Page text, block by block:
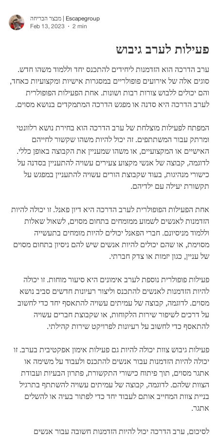
מבצר הבריחה | Escapegroup
Feb 13, 2023
2 min
פעילות לערב גיבוש
ערב הדרכה הוא הזדמנות ליחידים להתכנס יחד וללמוד משהו חדש.
סוגים אלה של אירועים פופולריים במסגרות אישיות ומקצועיות כאחד,
והם יכולים ללבוש צורות רבות ושונות. אחת הפעילות הפופולרית
לערב הדרכה היא סדנה או מפגש הדרכה המתמקדים בנושא מסוים.
המפתח לפעילות מוצלחת של ערב הדרכה הוא בחירת נושא רלוונטי
ומרתק עבור המשתתפים. זה יכול להיות משהו שקשור לחייהם
האישיים או המקצועיים, או משהו שמעניין את הקבוצה באופן כללי.
לדוגמה, קבוצה של אנשי מקצוע צעירים עשויה להתעניין בסדנה על
כישורי מנהיגות, בעוד שקבוצת הורים עשויה להתעניין במפגש על
תקשורת יעילה עם ילדיהם.
אחת הפעילות הפופולרית לערב הדרכה היא דיון פאנל. זו יכולה להיות
הזדמנות לאנשים לשמוע ממומחים בתחום מסוים, לשאול שאלות
וללמוד מניסיונם. חברי הפאנל יכולים להיות מומחים בתעשייה
מסוימת, או שהם יכולים להיות אנשים שיש להם ניסיון בתחום מסוים
של עניין, כגון יזמות או צדק חברתי.
פעילות פופולרית נוספת לערב אימונים היא סיעור מוחות. זו יכולה
להיות הזדמנות לאנשים להתכנס וליצור רעיונות חדשים סביב נושא
מסוים. לדוגמה, קבוצה של עמיתים עשויה להתאסף יחד כדי לחשוב
על דרכים לשיפור שירות הלקוחות, או שקבוצת חברים עשויה
להתאסף כדי לחשוב על רעיונות לפרויקט שירות קהילתי.
פעילות גיבוש צוות יכולה להיות גם פעילות אימון אפקטיבית בערב. זו
יכולה להיות הזדמנות עבור אנשים להתכנס ולעבוד על משימה או
אתגר מסוים, תוך פיתוח כישורי התקשורת, פתרון הבעיות ועבודת
הצוות שלהם. לדוגמה, קבוצה של עמיתים עשויה להשתתף בתרגיל
בניית צוות המחייב אותם לעבוד יחד כדי לפתור בעיה או להשלים
אתגר.
לסיכום, ערב הדרכה יכול להיות הזדמנות חשובה עבור אנשים